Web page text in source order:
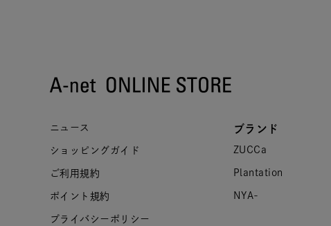
ニュース
ショッピングガイド
ご利用規約
ポイント規約
プライバシーポリシー
ブランド
ZUCCa
Plantation
NYA-